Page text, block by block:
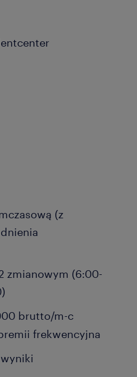
(z
zmianowym (6:00-
brutto/m-c
frekwencyjna